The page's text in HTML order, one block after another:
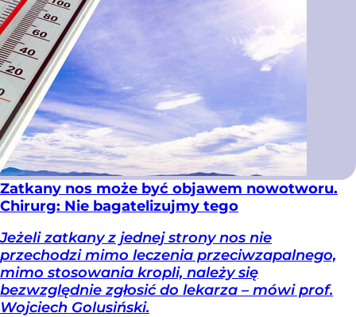
Zatkany nos może być objawem nowotworu.
Chirurg: Nie bagatelizujmy tego
Jeżeli zatkany z jednej strony nos nie
przechodzi mimo leczenia przeciwzapalnego,
mimo stosowania kropli, należy się
bezwzględnie zgłosić do lekarza – mówi prof.
Wojciech Golusiński.